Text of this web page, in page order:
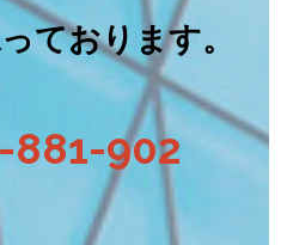
ております。
902